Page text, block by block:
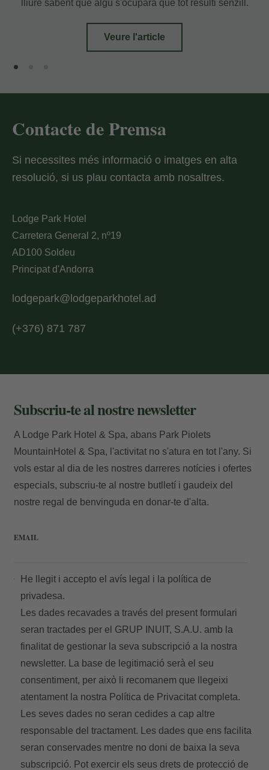
Les meves Reserves
cancel·lar-la o modificar-la.
Localitzador
E-mail
Accedir
lliure sabent que algú s'ocuparà que tot resulti senzill.
Veure l'article
Lodge Park Hotel
Carretera General 2, nº19
AD100 Soldeu
Principat d'Andorra
lodgepark@lodgeparkhotel.ad
(+376) 871 787
Contacte de Premsa
Si necessites més informació o imatges en alta
resolució, si us plau contacta amb nosaltres.
Subscriu-te al nostre newsletter
A Lodge Park Hotel & Spa, abans Park Piolets
MountainHotel & Spa, l'activitat no s'atura en tot l'any. Si
vols estar al dia de les nostres darreres notícies i ofertes
especials, subscriu-te al nostre butlletí i gaudeix del
nostre regal de benvinguda en donar-te d'alta.
EMAIL
He llegit i accepto el avís legal i la política de
privadesa.
Les dades recavades a través del present formulari
seran tractades per el GRUP INUIT, S.A.U. amb la
finalitat de gestionar la seva subscripció a la nostra
newsletter. La base de legitimació serà el seu
consentiment, per això li recomanem que llegeixi
atentament la nostra Política de Privacitat completa.
Les seves dades no seran cedides a cap altre
responsable del tractament. Les dades que ens facilita
seran conservades mentre no doni de baixa la seva
subscripció. Pot exercir els seus drets de protecció de